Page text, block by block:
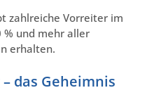
zahlreiche Vorreiter im
% und mehr aller
erhalten.
das Geheimnis